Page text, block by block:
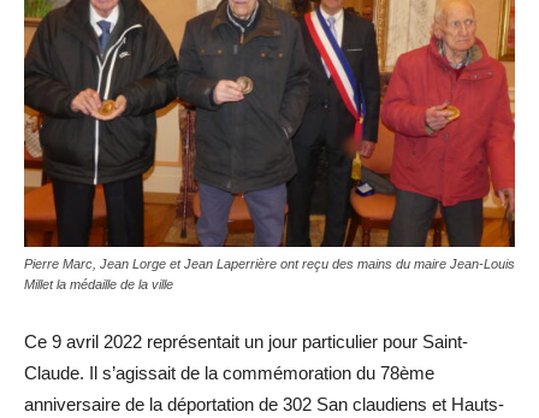
Pierre Marc, Jean Lorge et Jean Laperrière ont reçu des mains du maire Jean-Louis
Millet la médaille de la ville
Ce 9 avril 2022 représentait un jour particulier pour Saint-
Claude. Il s’agissait de la commémoration du 78ème
anniversaire de la déportation de 302 San claudiens et Hauts-